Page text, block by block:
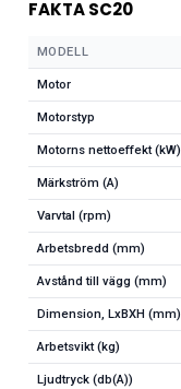
FAKTA SC20
MODELL
Motor
Motorstyp
Motorns nettoeffekt (kW)
Märkström (A)
Varvtal (rpm)
Arbetsbredd (mm)
Avstånd till vägg (mm)
Dimension, LxBXH (mm)
Arbetsvikt (kg)
Ljudtryck (db(A))